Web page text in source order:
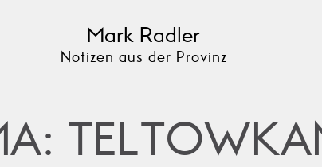
Mark Radler
Notizen aus der Provinz